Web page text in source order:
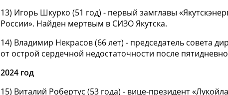
13) Игорь Шкурко (51 год) - первый замглавы
России». Найден мертвым в СИЗО Якутска.
14) Владимир Некрасов (66 лет) - председатель совета
от острой сердечной недостаточности после
2024 год
15) Виталий Робертус (53 года) - вице-президент